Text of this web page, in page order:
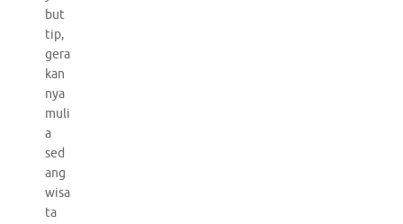
but
tip,
gera
kan
nya
muli
a
sed
ang
wisa
ta